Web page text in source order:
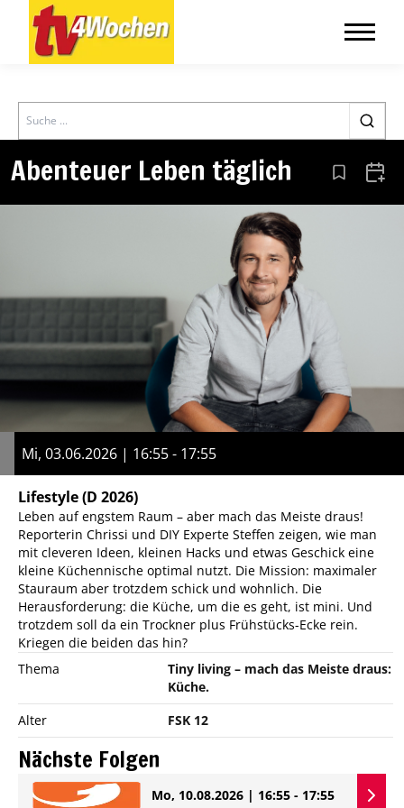
Search
Abenteuer Leben täglich Aus den
Mi, 03.06.2026 | 16:55 - 17:55
Lifestyle(D 2026)
Leben auf engstem Raum – aber mach das Meiste draus!
Reporterin Chrissi und DIY Experte Steffen zeigen, wie man
mit cleveren Ideen, kleinen Hacks und etwas Geschick eine
kleine Küchennische optimal nutzt. Die Mission: maximaler
Stauraum aber trotzdem schick und wohnlich. Die
Herausforderung: die Küche, um die es geht, ist mini. Und
trotzdem soll da ein Trockner plus Frühstücks-Ecke rein.
Kriegen die beiden das hin?
Thema
Tiny living – mach das Meiste draus:
Küche.
Alter
FSK 12
Nächste Folgen
Mo, 10.08.2026 | 16:55 - 17:55